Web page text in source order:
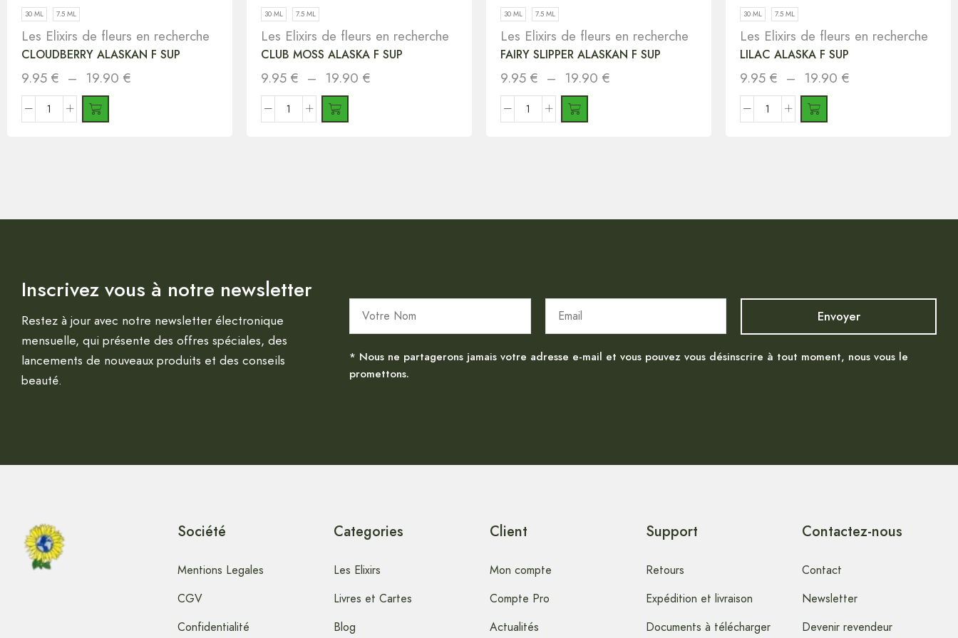
30 ML 7.5 ML
Les Elixirs de fleurs en recherche
CLOUDBERRY ALASKAN F SUP
9.95 € – 19.90 €
30 ML 7.5 ML
Les Elixirs de fleurs en recherche
CLUB MOSS ALASKA F SUP
9.95 € – 19.90 €
30 ML 7.5 ML
Les Elixirs de fleurs en recherche
FAIRY SLIPPER ALASKAN F SUP
9.95 € – 19.90 €
30 ML 7.5 ML
Les Elixirs de fleurs en recherche
LILAC ALASKA F SUP
9.95 € – 19.90 €
Inscrivez vous à notre newsletter
Restez à jour avec notre newsletter électronique
mensuelle, qui présente des offres spéciales, des
lancements de nouveaux produits et des conseils
beauté.
* Nous ne partagerons jamais votre adresse e-mail et vous pouvez vous désinscrire à tout moment, nous vous le
promettons.
Société
Mentions Legales
CGV
Confidentialité
Categories
Les Elixirs
Livres et Cartes
Blog
Client
Mon compte
Compte Pro
Actualités
Support
Retours
Expédition et livraison
Documents à télécharger
Contactez-nous
Contact
Newsletter
Devenir revendeur